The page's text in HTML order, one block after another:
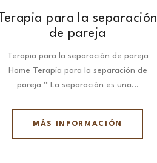
Terapia para la separación
de pareja
Terapia para la separación de pareja
Home Terapia para la separación de
pareja “ La separación es una…
MÁS INFORMACIÓN